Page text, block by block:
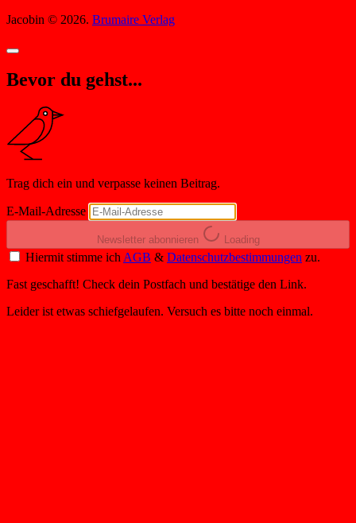
Jacobin © 2026. Brumaire Verlag
Bevor du gehst...
Trag dich ein und verpasse keinen Beitrag.
E-Mail-Adresse
Newsletter abonnieren Loading
Hiermit stimme ich AGB & Datenschutzbestimmungen zu.
Fast geschafft! Check dein Postfach und bestätige den Link.
Leider ist etwas schiefgelaufen. Versuch es bitte noch einmal.